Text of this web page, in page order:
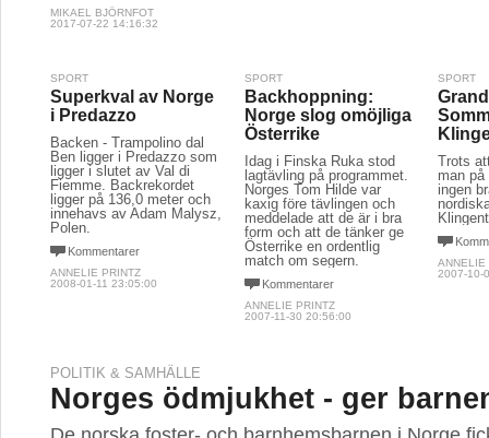
MIKAEL BJÖRNFOT
2017-07-22 14:16:32
SPORT
Superkval av Norge
i Predazzo
Backen - Trampolino dal
Ben ligger i Predazzo som
ligger i slutet av Val di
Fiemme. Backrekordet
ligger på 136,0 meter och
innehavs av Adam Malysz,
Polen.
Kommentarer
ANNELIE PRINTZ
2008-01-11 23:05:00
SPORT
Backhoppning:
Norge slog omöjliga
Österrike
Idag i Finska Ruka stod
lagtävling på programmet.
Norges Tom Hilde var
kaxig före tävlingen och
meddelade att de är i bra
form och att de tänker ge
Österrike en ordentlig
match om segern.
Kommentarer
ANNELIE PRINTZ
2007-11-30 20:56:00
SPORT
Trots
man
ingen
ANNELIE
2007-10-
POLITIK & SAMHÄLLE
Norges ödmjukhet - ger